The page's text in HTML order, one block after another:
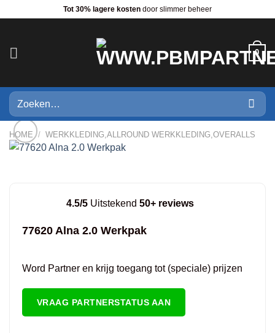
Tot 30% lagere kosten door slimmer beheer
0
Zoeken
naar:
HOME / WERKKLEDING,ALLROUND WERKKLEDING,OVERALLS
4.5/5 Uitstekend 50+ reviews
77620 Alna 2.0 Werkpak
Word Partner en krijg toegang tot (speciale) prijzen
VRAAG PARTNERSTATUS AAN